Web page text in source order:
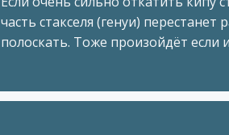
часть стакселя (генуи) перестанет
полоскать. Тоже произойдёт если